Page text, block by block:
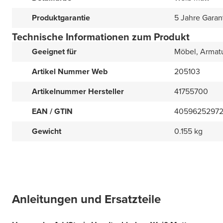
Produktgarantie
5 Jahre
Technische Informationen zum Produkt
Geeignet für
Möbel,
Artikel Nummer Web
205103
Artikelnummer Hersteller
41755700
EAN / GTIN
Gewicht
0.155 kg
Anleitungen und Ersatzteile